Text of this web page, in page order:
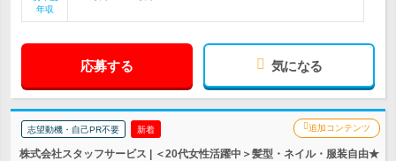
年収
応募する 気になる
志望動機・自己PR不要 新着 追加コンテンツ
株式会社スタッフサービス | ＜20代女性活躍中＞髪型・ネイル・服装自由★